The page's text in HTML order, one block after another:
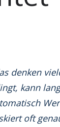
denken
kann
oft